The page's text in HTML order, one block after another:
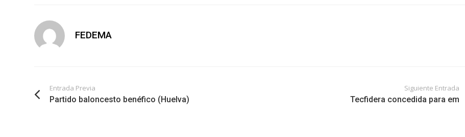
FEDEMA
Entrada Previa
Partido baloncesto benéfico (Huelva)
Siguiente Entrada
Tecfidera concedida para em